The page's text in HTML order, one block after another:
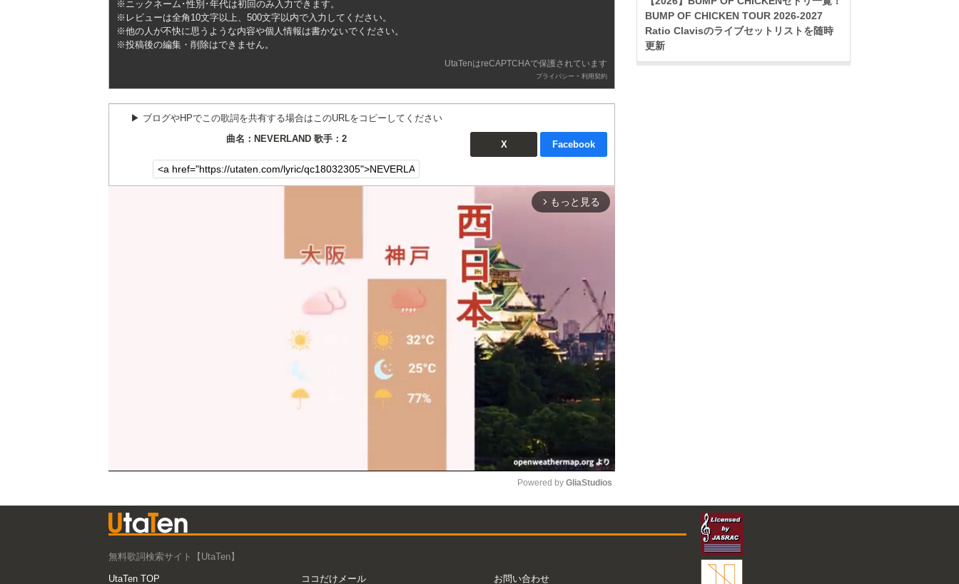
※ニックネーム･性別･年代は初回のみ入力できます。
※レビューは全角10文字以上、500文字以内で入力してください。
※他の人が不快に思うような内容や個人情報は書かないでください。
※投稿後の編集・削除はできません。
UtaTenはreCAPTCHAで保護されています
プライバシー - 利用契約
▶︎ ブログやHPでこの歌詞を共有する場合はこのURLをコピーしてください
曲名：NEVERLAND 歌手：2
X Facebook
arrow_forward_ios もっと見る
Powered by GliaStudios
BUMP OF CHICKEN TOUR 2026-2027
Ratio Clavisのライブセットリストを随時
更新
無料歌詞検索サイト【UtaTen】
UtaTen TOP ココだけメール お問い合わせ